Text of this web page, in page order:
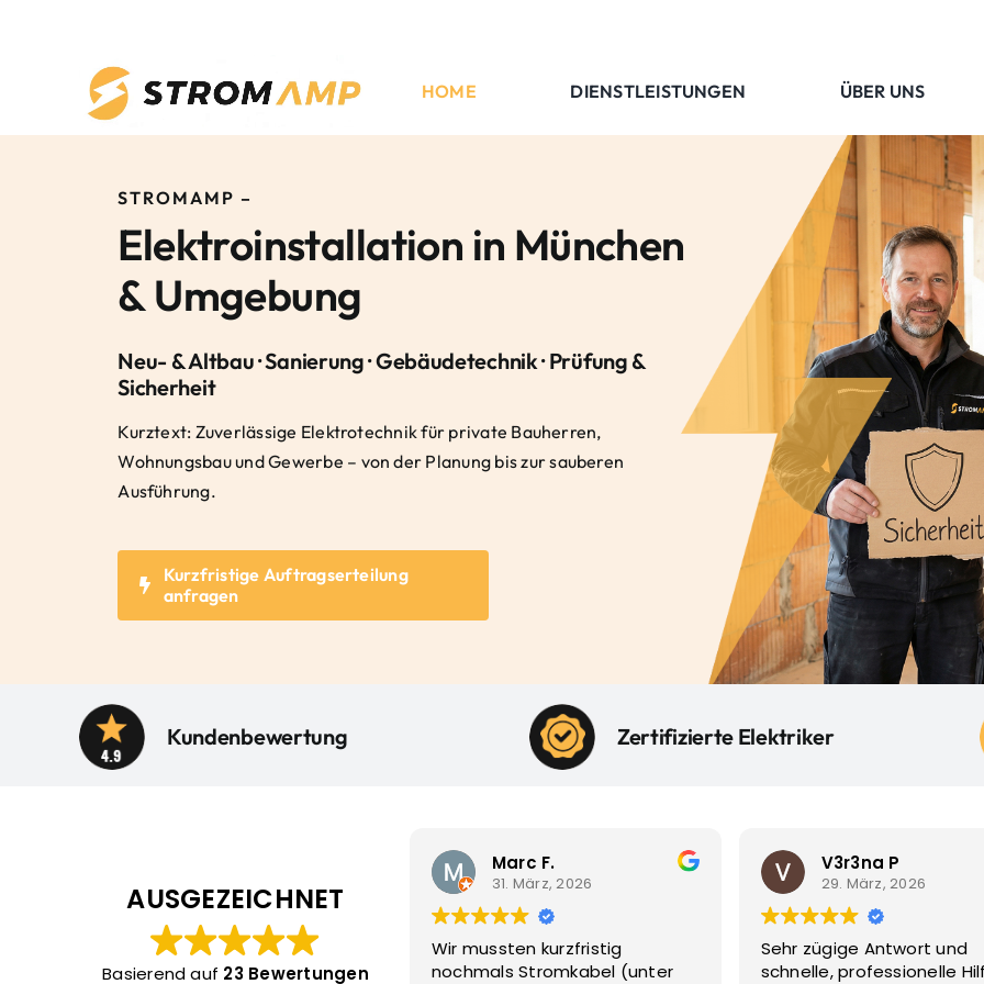
HOME DIENSTLEISTUNGEN ÜBER UNS
STROMAMP –
Elektroinstallation in München
& Umgebung
Neu- & Altbau · Sanierung · Gebäudetechnik · Prüfung &
Sicherheit
Kurztext: Zuverlässige Elektrotechnik für private Bauherren,
Wohnungsbau und Gewerbe – von der Planung bis zur sauberen
Ausführung.
Kurzfristige Auftragserteilung
anfragen
Kundenbewertung Zertifizierte Elektriker
AUSGEZEICHNET
Basierend auf 23 Bewertungen
Wir mussten kurzfristig
nochmals Stromkabel (unter
V3r3na P
29. März, 2026
Sehr zügige Antwort und
schnelle, professionelle Hilfe.
Pablo Wegmann
14. März, 2026
Für meine Kernsanierung
Fatmir die gesamte